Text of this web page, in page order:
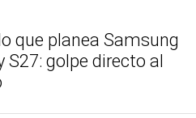
que planea Samsung
S27: golpe directo al